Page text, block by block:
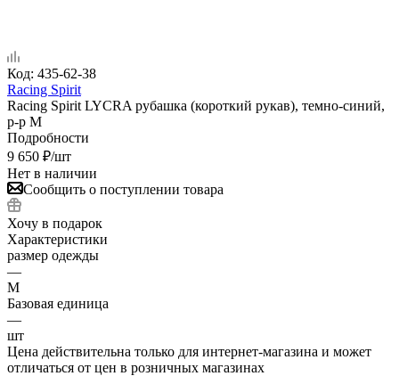
Код: 435-62-38
Racing Spirit
Racing Spirit LYCRA рубашка (короткий рукав), темно-синий,
р-р M
Подробности
9 650 ₽/шт
Нет в наличии
Сообщить о поступлении товара
Хочу в подарок
Характеристики
размер одежды
—
M
Базовая единица
—
шт
Цена действительна только для интернет-магазина и может
отличаться от цен в розничных магазинах